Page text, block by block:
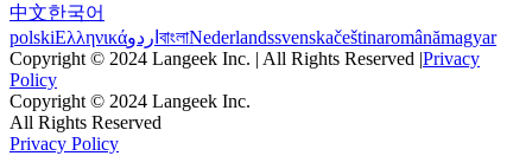
中文한국어
polskiΕλληνικάاردو বাংলাNederlandssvenskačeštinaromânămagyar
Copyright © 2024 Langeek Inc. | All Rights Reserved |Privacy
Policy
Copyright © 2024 Langeek Inc.
All Rights Reserved
Privacy Policy